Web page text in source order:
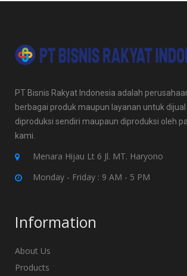
PT Bisnis Rakyat Indonesia adalah
berbagai produk maupun layanan untuk dijual
diproduksi sendiri maupaun diproduksi oleh
kami.
Menara Hijau Lt 6 Jl. MT. Haryono
Monday - Friday : 9 AM - 5 PM
Information
About Us
Products